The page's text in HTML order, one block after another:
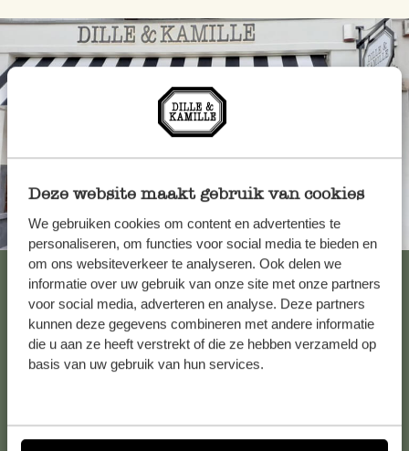
Deze website maakt gebruik van cookies
We gebruiken cookies om content en advertenties te
personaliseren, om functies voor social media te bieden en
om ons websiteverkeer te analyseren. Ook delen we
informatie over uw gebruik van onze site met onze partners
voor social media, adverteren en analyse. Deze partners
kunnen deze gegevens combineren met andere informatie
die u aan ze heeft verstrekt of die ze hebben verzameld op
basis van uw gebruik van hun services.
Altijd in de buurt
Bekijk alle 62 winkels
Klantenservice
meestgestelde vragen.
Antwoord van Dille & Kamille
17 februari 2025
Bedankt voor je beoordeling! We
je feedback en geven het door aan
betreffende afdeling.
6 november 2024
Enkel een score, geen toelichting
Mooi theelichtje dat overal bij
21 april 2024